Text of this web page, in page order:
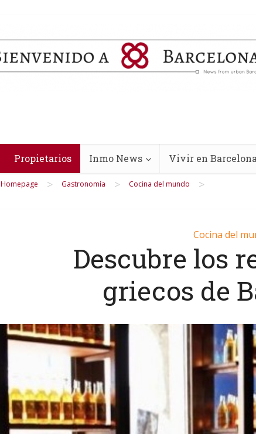
Propietarios Inmo News Vivir en Barcelona
Homepage > Gastronomía > Cocina del mundo >
Cocina del
Descubre los
griecos de